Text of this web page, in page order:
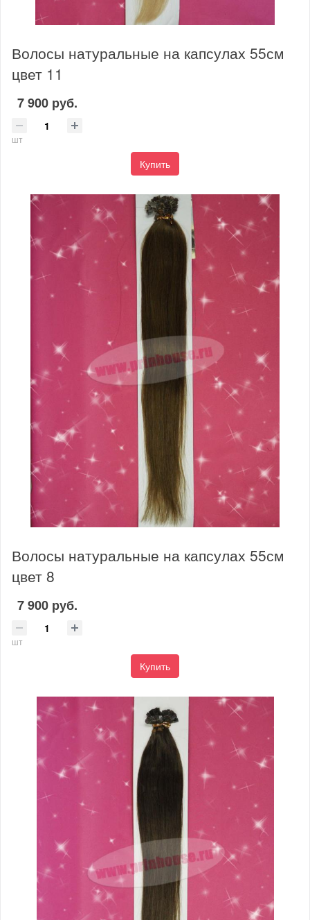
Волосы натуральные на капсулах 55см
цвет 11
7 900 руб.
шт
Купить
Волосы натуральные на капсулах 55см
цвет 8
7 900 руб.
шт
Купить